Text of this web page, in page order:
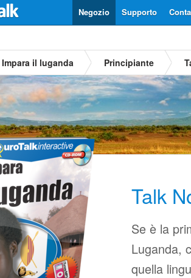
Supporto
Negozio
Impara il luganda Principiante
Talk
Se è la
Luganda,
quella